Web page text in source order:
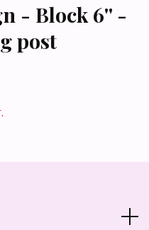
- Block 6'' -
post